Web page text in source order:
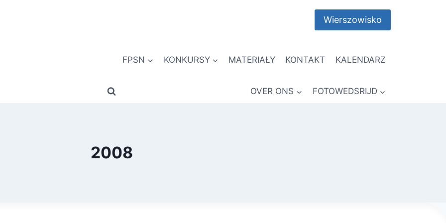
Wierszowisko
FPSN KONKURSY MATERIAŁY KONTAKT KALENDARZ
OVER ONS FOTOWEDSRIJD
2008